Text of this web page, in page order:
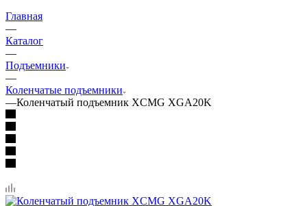
Главная
—
Каталог
—
Подъемники
—
Коленчатые подъемники
—Коленчатый подъемник XCMG XGA20K